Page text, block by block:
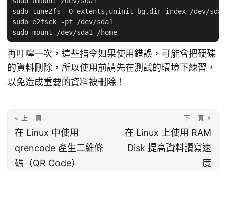
再叮嚀一次，這些指令如果使用錯誤，可能會把硬碟
的資料刪除，所以使用前請先在測試的環境下練習，
以免造成重要的資料被刪除！
« 上一頁
在 Linux 中使用
qrencode 產生二維條
碼（QR Code）
下一頁 »
在 Linux 上使用 RAM
Disk 提高資料讀寫速
度